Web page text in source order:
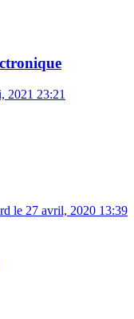
2021 23:21
le 27 avril, 2020 13:39